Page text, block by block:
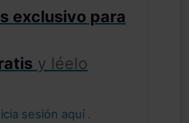
exclusivo para
y léelo
sesión aquí .